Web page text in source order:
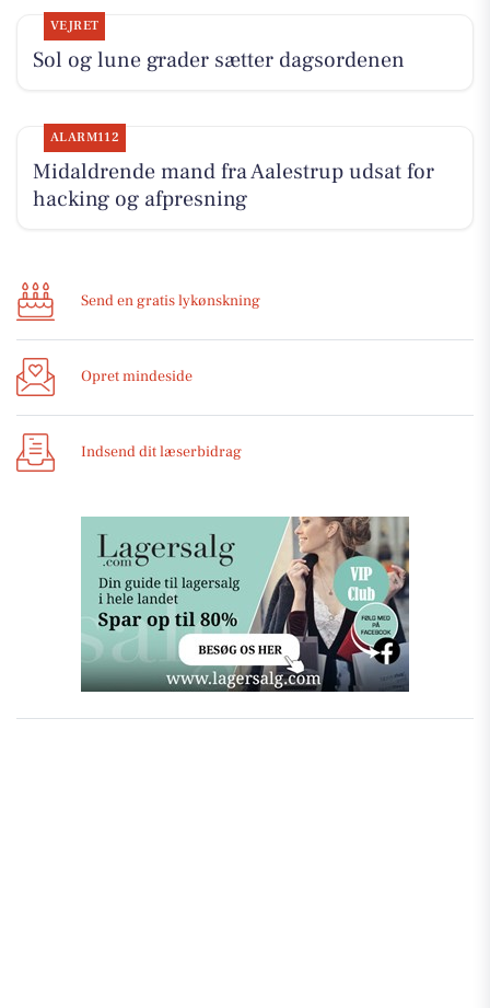
VEJRET
Sol og lune grader sætter dagsordenen
ALARM112
Midaldrende mand fra Aalestrup udsat for
hacking og afpresning
Send en gratis lykønskning
Opret mindeside
Indsend dit læserbidrag